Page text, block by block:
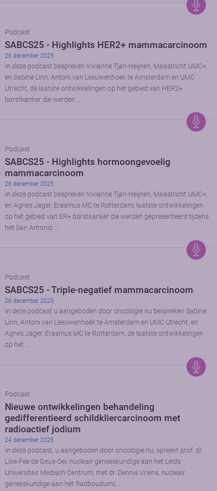
Podcast
SABCS25 - Highlights HER2+ mammacarcinoom
26 december 2025
In deze podcast bespreken Vivianne Tjan-Heijnen, Maastricht UMC+,
en Sabine Linn, Antoni van Leeuwenhoek te Amsterdam en UMC
Utrecht, de laatste ontwikkelingen op het gebied van HER2+
borstkanker die werden …
Podcast
SABCS25 - Highlights hormoongevoelig
mammacarcinoom
26 december 2025
In deze podcast bespreken Vivianne Tjan-Heijnen, Maastricht UMC+,
en Agnes Jager, Erasmus MC te Rotterdam, laatste ontwikkelingen
op het gebied van ER+ borstkanker die werden gepresenteerd tijdens
het San Antonio …
Podcast
SABCS25 - Triple-negatief mammacarcinoom
26 december 2025
In deze podcast u aangeboden door oncologie.nu bespreken Sabine
Linn, Antoni van Leeuwenhoek te Amsterdam en UMC Utrecht, en
Agnes Jager, Erasmus MC te Rotterdam, de laatste ontwikkelingen
op het …
Podcast
Nieuwe ontwikkelingen behandeling
gedifferentieerd schildkliercarcinoom met
radioactief jodium
24 december 2025
In deze podcast, u aangeboden door oncologie.nu, spreekt prof. dr.
Lioe-Fee de Geus-Oei, nucleair geneeskundige aan het Leids
Universitair Medisch Centrum, met dr. Dennis Vriens, nucleair
geneeskundige aan het Radboudumc …